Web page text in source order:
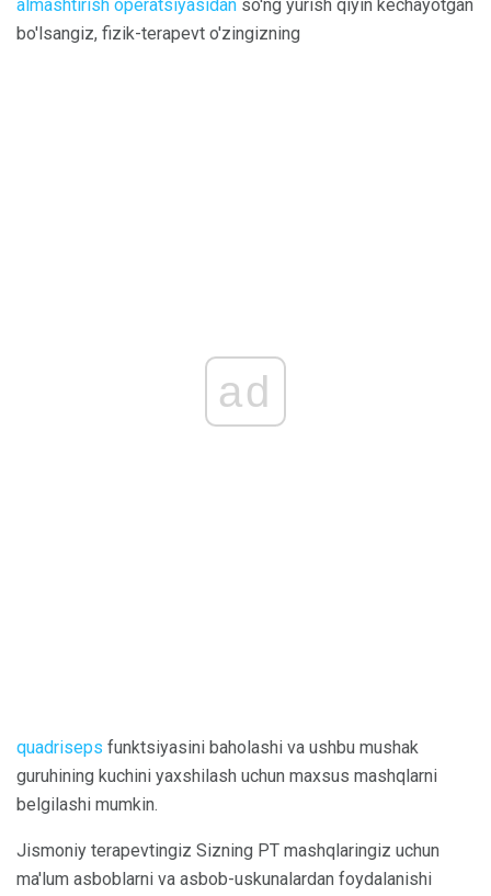
almashtirish operatsiyasidan so'ng yurish qiyin kechayotgan
bo'lsangiz, fizik-terapevt o'zingizning
ad
quadriseps funktsiyasini baholashi va ushbu mushak
guruhining kuchini yaxshilash uchun maxsus mashqlarni
belgilashi mumkin.
Jismoniy terapevtingiz Sizning PT mashqlaringiz uchun
ma'lum asboblarni va asbob-uskunalardan foydalanishi